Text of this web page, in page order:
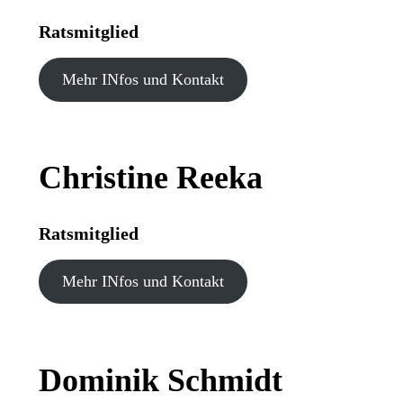
Ratsmitglied
Mehr INfos und Kontakt
Christine Reeka
Ratsmitglied
Mehr INfos und Kontakt
Dominik Schmidt